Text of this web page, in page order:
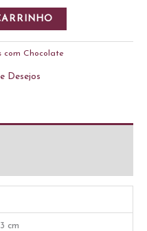
com Chocolate
Desejos
cm